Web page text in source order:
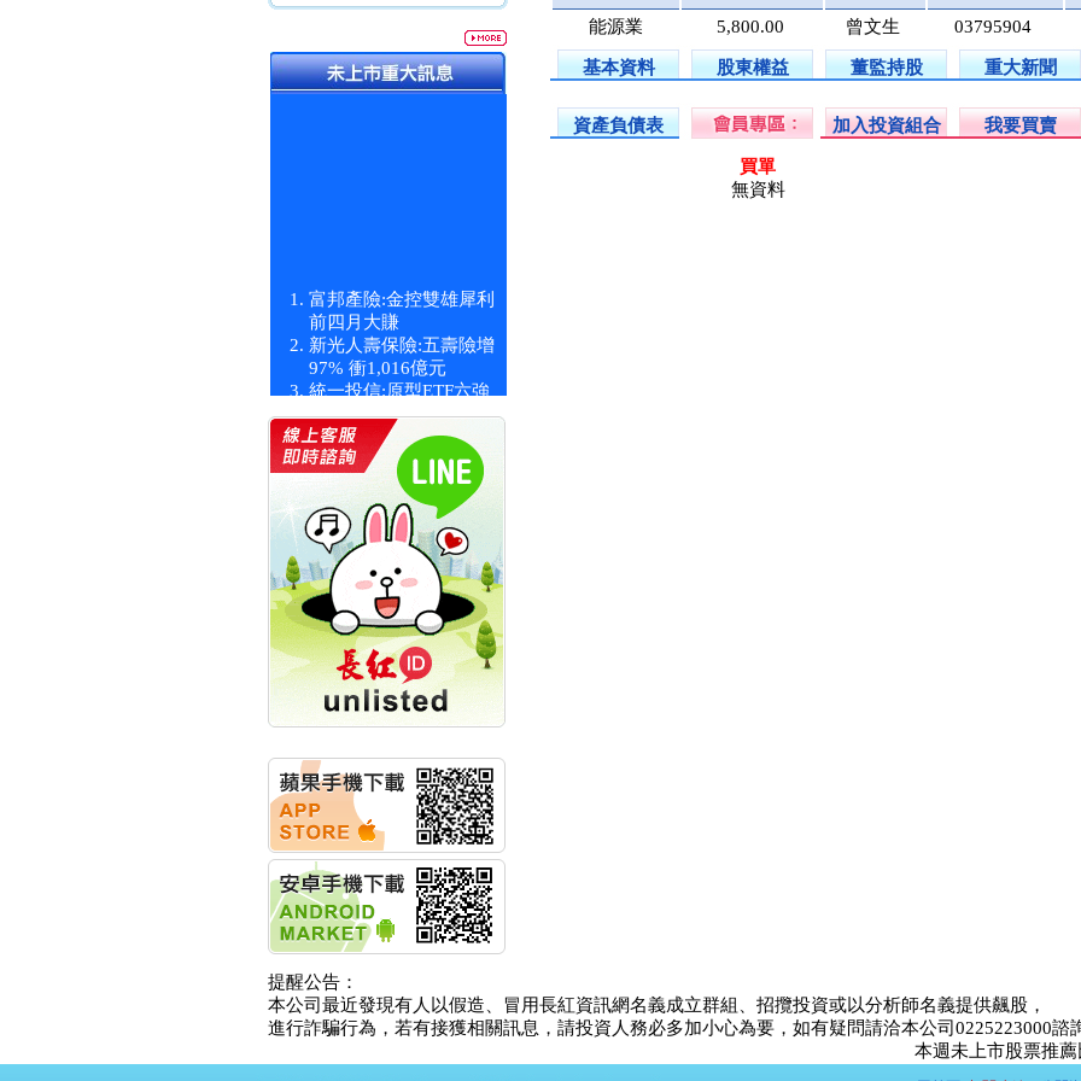
富邦產險:金控雙雄犀利
前四月大賺
新光人壽保險:五壽險增
97% 衝1,016億元
統一投信:原型ETF六強
統一投信:主動式ETF溢
價 被盯上
新光人壽保險:新壽Q1外
價金將達996億
宇辰系統科技:宇辰業績
創新高 啟動興櫃轉上櫃
計畫
明緯企業:明緯永續科技
競賽 以電源驅動善的力
量
秀育企業:秀育SHO-U儲
能系統 獲國內首張CNS
認證
聯博投信:聯博00404A
華旭先進:代重要子公司
碩通散熱股份有限公司
公告董事會通過發言人
及代理發
華旭先進:代重要子公司
碩通散熱股份有限公司
公告董事會決議發行員
工認股權
華旭先進:代重要子公司
碩通散熱股份有限公司
公告董事會追認113年
向關係
能源業 5,800.00 曾文生 03795904
基本資料 股東權益 董監持股 重大新聞
資產負債表 加入投資組合 我要買賣
買單
無資料
提醒公告：
本公司最近發現有人以假造、冒用長紅資訊網名義成立群組、招攬投資或以分析師名義提供飆股，
進行詐騙行為，若有接獲相關訊息，請投資人務必多加小心為要，如有疑問請洽本公司0225223000諮
本週未上市股票推薦